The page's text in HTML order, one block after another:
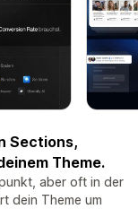
Sections,
Theme.
aber oft in der
dein Theme um